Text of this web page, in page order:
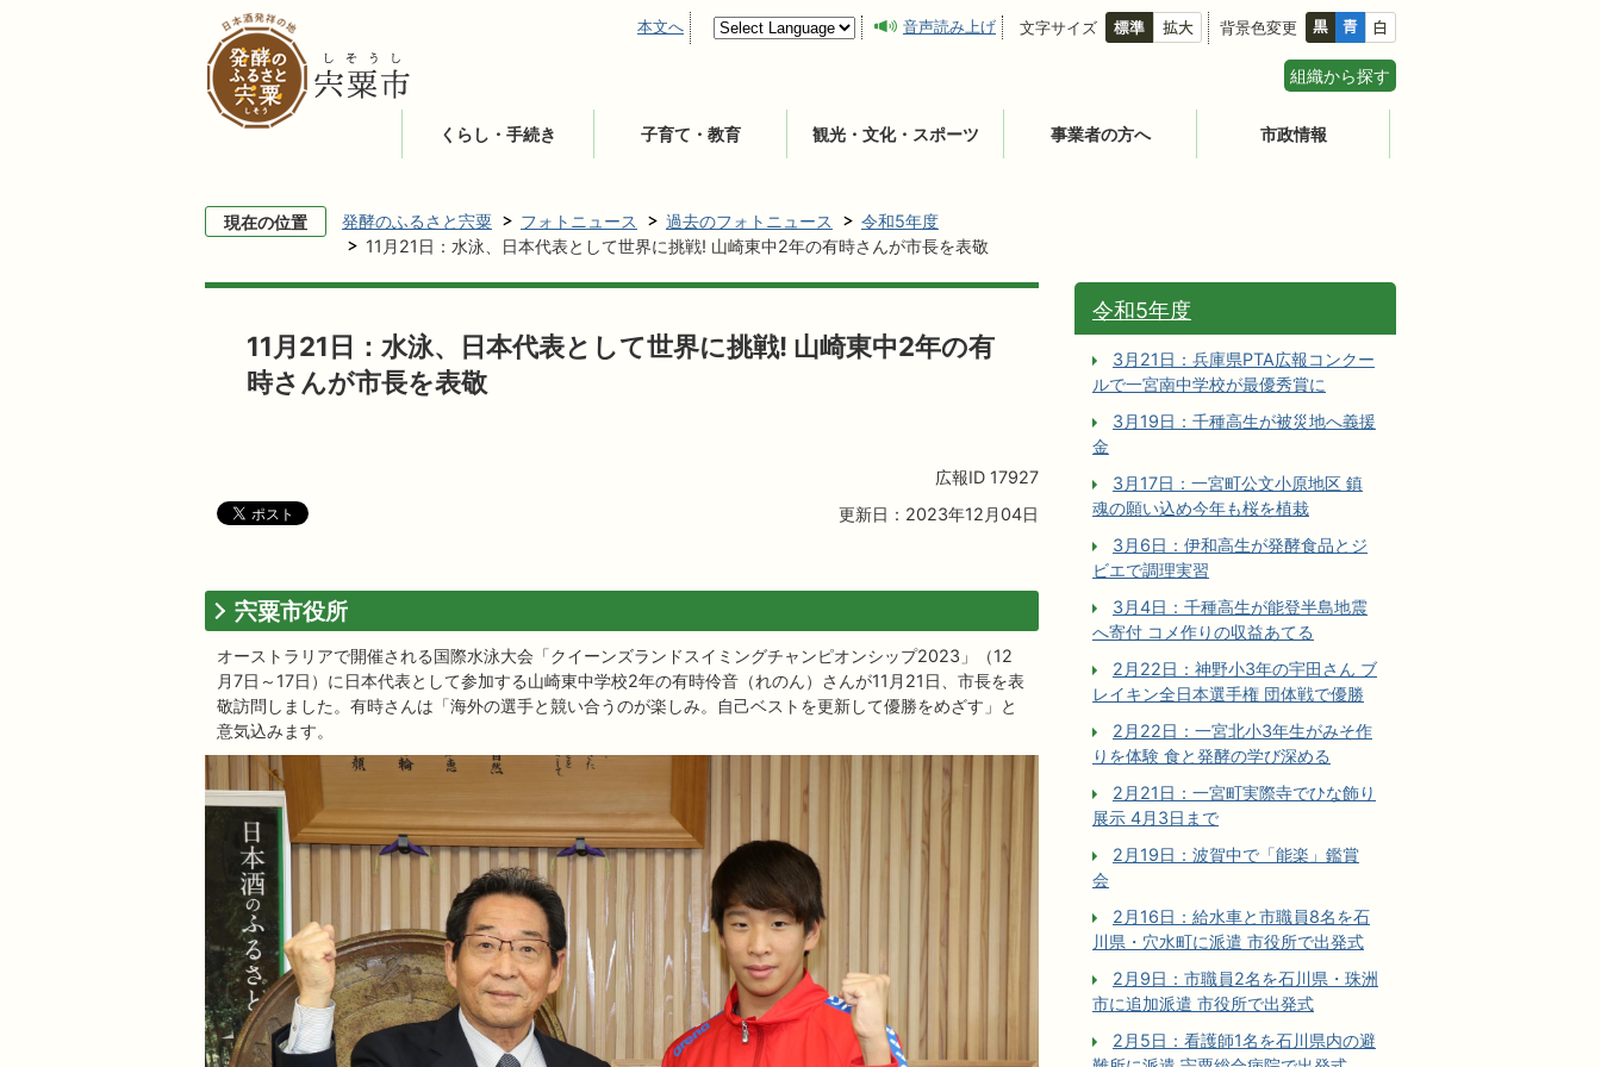
本文へ 音声読み上げ 文字サイズ 背景色変更
組織から探す
くらし・手続き 子育て・教育 観光・文化・スポーツ 事業者の方へ 市政情報
現在の位置 発酵のふるさと宍粟 フォトニュース 過去のフォトニュース
令和5年度
11月21日：水泳、日本代表として世界に挑戦! 山崎東中2年の有時さんが市長を表敬
11月21日：水泳、日本代表として世界に挑戦! 山崎東中2年の有
時さんが市長を表敬
広報ID 17927
更新日：2023年12月04日
宍粟市役所
オーストラリアで開催される国際水泳大会「クイーンズランドスイミングチャンピオンシップ2023」（12
月7日～17日）に日本代表として参加する山崎東中学校2年の有時伶音（れのん）さんが11月21日、市長を表
敬訪問しました。有時さんは「海外の選手と競い合うのが楽しみ。自己ベストを更新して優勝をめざす」と
意気込みます。
令和5年度
3月21日：兵庫県PTA広報コンクー
ルで一宮南中学校が最優秀賞に
3月19日：千種高生が被災地へ義援
金
3月17日：一宮町公文小原地区 鎮
魂の願い込め今年も桜を植栽
3月6日：伊和高生が発酵食品とジ
ビエで調理実習
3月4日：千種高生が能登半島地震
へ寄付 コメ作りの収益あてる
2月22日：神野小3年の宇田さん ブ
レイキン全日本選手権 団体戦で優勝
2月22日：一宮北小3年生がみそ作
りを体験 食と発酵の学び深める
2月21日：一宮町実際寺でひな飾り
展示 4月3日まで
2月19日：波賀中で「能楽」鑑賞
会
2月16日：給水車と市職員8名を石
川県・穴水町に派遣 市役所で出発式
2月9日：市職員2名を石川県・珠洲
市に追加派遣 市役所で出発式
2月5日：看護師1名を石川県内の避